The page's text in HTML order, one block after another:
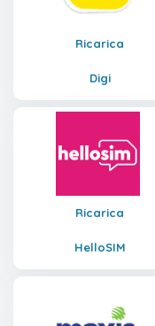
Ricarica
Digi
Ricarica
HelloSIM